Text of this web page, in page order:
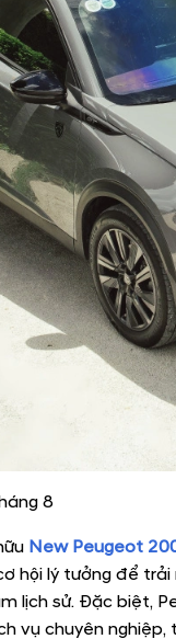
8
New Peugeot
hội lý tưởng để trải
lịch sử. Đặc biệt,
vụ chuyên